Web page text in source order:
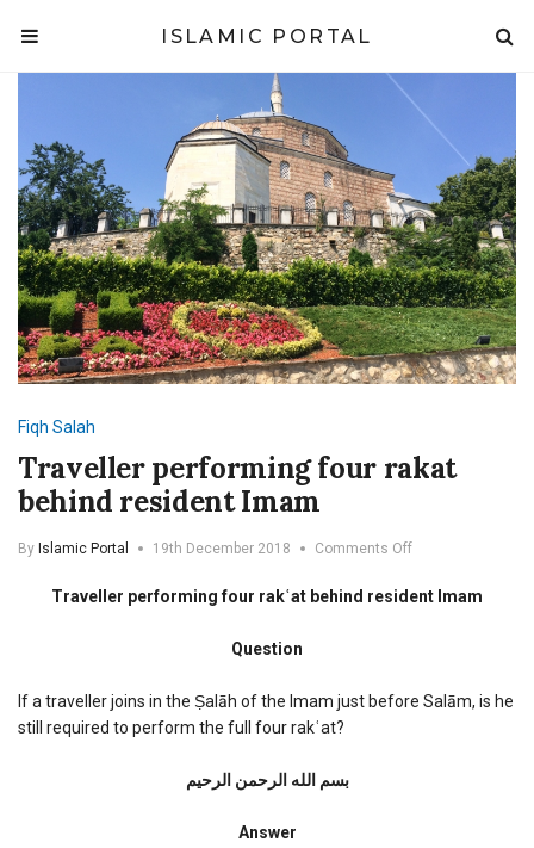
ISLAMIC PORTAL
Fiqh Salah
Traveller performing four rakat
behind resident Imam
By Islamic Portal 19th December 2018 Comments Offon
performing
Imam
Traveller performing four rakʿat behind resident Imam
Question
If a traveller joins in the Ṣalāh of the Imam just before Salām, is he
still required to perform the full four rakʿat?
بسم الله الرحمن الرحیم
Answer